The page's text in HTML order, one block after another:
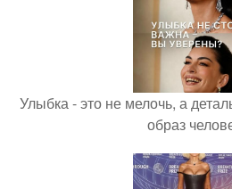
Улыбка - это не мелочь, а
образ